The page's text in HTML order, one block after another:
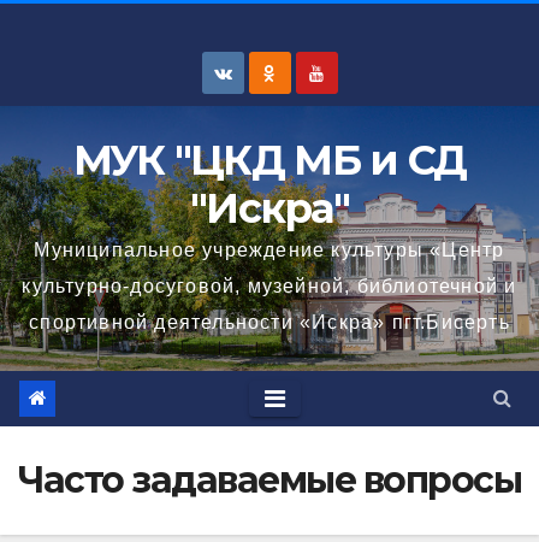
МУК "ЦКД МБ и СД
"Искра"
Муниципальное учреждение культуры «Центр
культурно-досуговой, музейной, библиотечной и
спортивной деятельности «Искра» пгт.Бисерть
Часто задаваемые вопросы